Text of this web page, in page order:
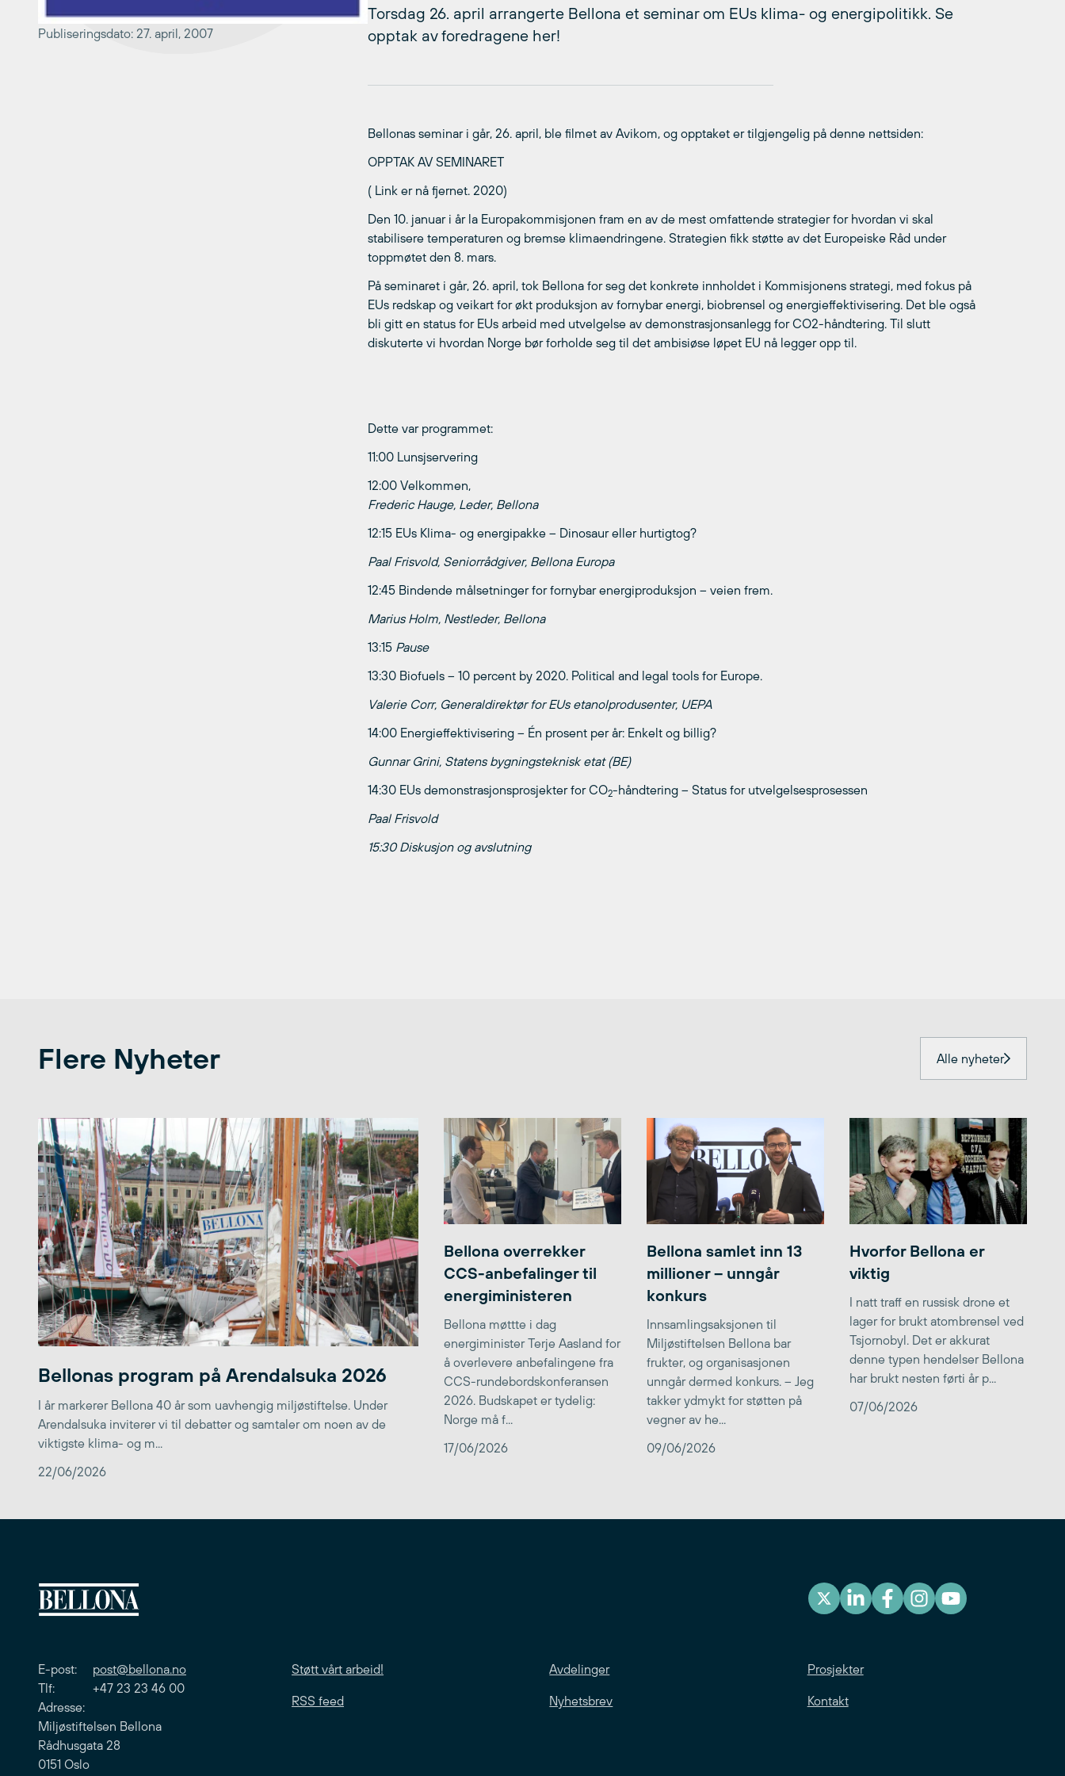
Publiseringsdato: 27. april, 2007
Torsdag 26. april arrangerte Bellona et seminar om EUs klima- og energipolitikk. Se
opptak av foredragene her!
Bellonas seminar i går, 26. april, ble filmet av Avikom, og opptaket er tilgjengelig på denne nettsiden:
OPPTAK AV SEMINARET
( Link er nå fjernet. 2020)
Den 10. januar i år la Europakommisjonen fram en av de mest omfattende strategier for hvordan vi skal
stabilisere temperaturen og bremse klimaendringene. Strategien fikk støtte av det Europeiske Råd under
toppmøtet den 8. mars.
På seminaret i går, 26. april, tok Bellona for seg det konkrete innholdet i Kommisjonens strategi, med fokus på
EUs redskap og veikart for økt produksjon av fornybar energi, biobrensel og energieffektivisering. Det ble også
bli gitt en status for EUs arbeid med utvelgelse av demonstrasjonsanlegg for CO2-håndtering. Til slutt
diskuterte vi hvordan Norge bør forholde seg til det ambisiøse løpet EU nå legger opp til.
Dette var programmet:
11:00 Lunsjservering
12:00 Velkommen,
Frederic Hauge, Leder, Bellona
12:15 EUs Klima- og energipakke – Dinosaur eller hurtigtog?
Paal Frisvold, Seniorrådgiver, Bellona Europa
12:45 Bindende målsetninger for fornybar energiproduksjon – veien frem.
Marius Holm, Nestleder, Bellona
13:15 Pause
13:30 Biofuels – 10 percent by 2020. Political and legal tools for Europe.
Valerie Corr, Generaldirektør for EUs etanolprodusenter, UEPA
14:00 Energieffektivisering – Én prosent per år: Enkelt og billig?
Gunnar Grini, Statens bygningsteknisk etat (BE)
14:30 EUs demonstrasjonsprosjekter for CO2-håndtering – Status for utvelgelsesprosessen
Paal Frisvold
15:30 Diskusjon og avslutning
Flere Nyheter Alle nyheter
Bellonas program på Arendalsuka 2026
I år markerer Bellona 40 år som uavhengig miljøstiftelse. Under
Arendalsuka inviterer vi til debatter og samtaler om noen av de
viktigste klima- og m...
22/06/2026
Bellona overrekker
CCS-anbefalinger til
energiministeren
Bellona møttte i dag
energiminister Terje Aasland for
å overlevere anbefalingene fra
CCS-rundebordskonferansen
2026. Budskapet er tydelig:
Norge må f...
17/06/2026
Bellona samlet inn 13
millioner – unngår
konkurs
Innsamlingsaksjonen til
Miljøstiftelsen Bellona bar
frukter, og organisasjonen
unngår dermed konkurs. – Jeg
takker ydmykt for støtten på
vegner av he...
09/06/2026
Hvorfor Bellona er
viktig
I natt traff en russisk drone et
lager for brukt atombrensel ved
Tsjornobyl. Det er akkurat
denne typen hendelser Bellona
har brukt nesten førti år p...
07/06/2026
E-post: post@bellona.no
Tlf: +47 23 23 46 00
Adresse:
Miljøstiftelsen Bellona
Rådhusgata 28
0151 Oslo
Støtt vårt arbeid! Avdelinger Prosjekter
RSS feed Nyhetsbrev Kontakt